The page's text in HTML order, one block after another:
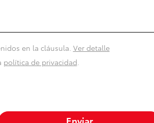
en la cláusula. Ver detalle
política de privacidad.
Enviar